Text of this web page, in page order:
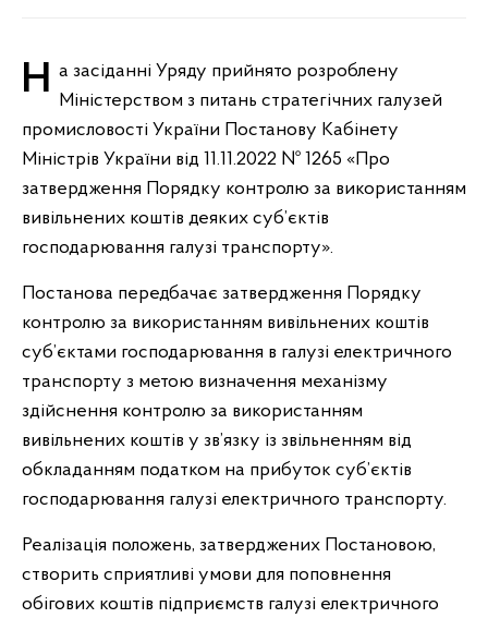
На засіданні Уряду прийнято розроблену Міністерством з питань стратегічних галузей
промисловості України Постанову Кабінету
Міністрів України від 11.11.2022 № 1265 «Про
затвердження Порядку контролю за використанням
вивільнених коштів деяких суб’єктів
господарювання галузі транспорту».
Постанова передбачає затвердження Порядку
контролю за використанням вивільнених коштів
суб’єктами господарювання в галузі електричного
транспорту з метою визначення механізму
здійснення контролю за використанням
вивільнених коштів у зв’язку із звільненням від
обкладанням податком на прибуток суб’єктів
господарювання галузі електричного транспорту.
Реалізація положень, затверджених Постановою,
створить сприятливі умови для поповнення
обігових коштів підприємств галузі електричного